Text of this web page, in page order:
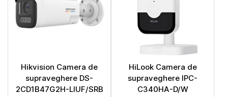
Hikvision Camera de
supraveghere DS-
2CD1B47G2H-LIUF/SRB
HiLook Camera de
supraveghere IPC-
C340HA-D/W